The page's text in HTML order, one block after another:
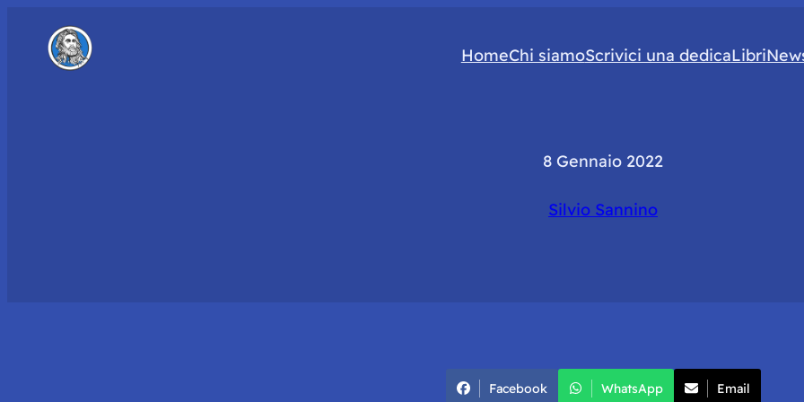
HomeChi siamoScrivici una dedicaLibri
8 Gennaio 2022
Silvio Sannino
Facebook WhatsApp Email